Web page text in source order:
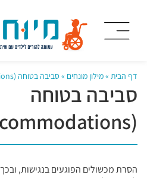
דף הבית »מילון מונחים »סביבה בטוחה (Accommodations)
סביבה בטוחה
(Accommodations)
הסרת מכשולים הפוגעים בנגישות,